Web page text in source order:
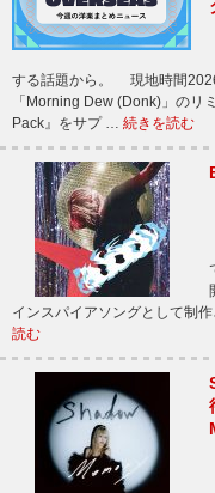
する話題から。 現地時間
「Morning Dew (Donk)」の
Pack』をサプ … 続きを読む
インスパイアソングとして制
読む